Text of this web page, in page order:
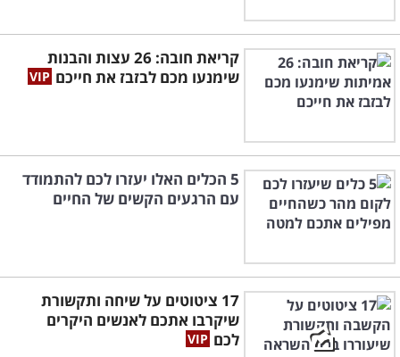
קריאת חובה: 26 עצות והבנות
שימנעו מכם לבזבז את חייכם
5 הכלים האלו יעזרו לכם להתמודד
עם הרגעים הקשים של החיים
17 ציטוטים על שיחה ותקשורת
שיקרבו אתכם לאנשים היקרים
לכם